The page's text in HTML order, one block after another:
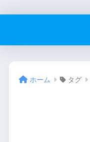
ホーム タグ